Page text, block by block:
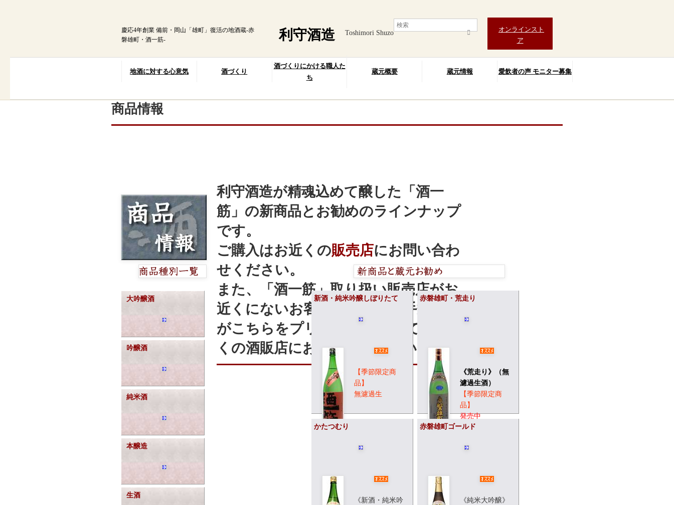
オンラインスト
ア
慶応4年創業 備前・岡山「雄町」復活の地酒蔵-赤
磐雄町・酒一筋-
利守酒造 Toshimori Shuzo
地酒に対する心意気 酒づくり
酒づくりにかける職人た
ち
蔵元概要 蔵元情報 愛飲者の声 モニター募集
商品情報
利守酒造が精魂込めて醸した「酒一
筋」の新商品とお勧めのラインナップ
です。
ご購入はお近くの販売店にお問い合わ
せください。
また、「酒一筋」取り扱い販売店がお
近くにないお客様は、大変お手数です
がこちらをプリントアウトして、お近
くの酒販店にお問い合せ下さい。
新酒・純米吟醸しぼりたて
【季節限定商
品】
無濾過生
赤磐雄町・荒走り
《荒走り》（無
濾過生酒）
【季節限定商
品】
発売中
円
かたつむり
《新酒・純米吟
赤磐雄町ゴールド
《純米大吟醸》
大吟醸酒
吟醸酒
純米酒
本醸造
生酒